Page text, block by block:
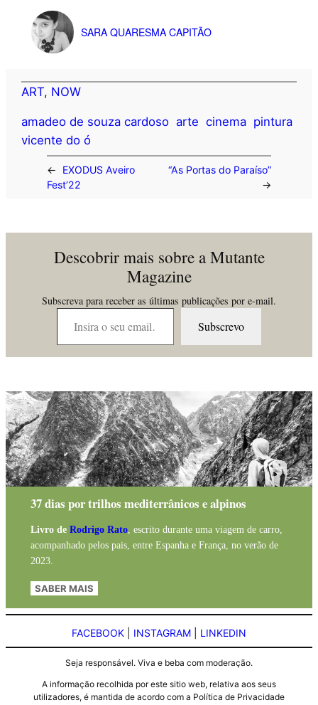
SARA QUARESMA CAPITÃO
ART, NOW
amadeo de souza cardoso arte cinema pintura
vicente do ó
←
EXODUS Aveiro
Fest’22
“As Portas do Paraíso”
→
Descobrir mais sobre a Mutante
Magazine
Subscreva para receber as últimas publicações por e-mail.
Insira o seu email…
Subscrevo
37 dias por trilhos mediterrânicos e alpinos
Livro de Rodrigo Rato, escrito durante uma viagem de carro,
acompanhado pelos pais, entre Espanha e França, no verão de
2023.
SABER MAIS
FACEBOOK INSTAGRAM LINKEDIN
Seja responsável. Viva e beba com moderação.
A informação recolhida por este sitio web, relativa aos seus
utilizadores, é mantida de acordo com a Política de Privacidade